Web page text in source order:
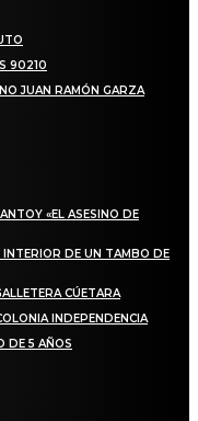
90210
JUAN RAMÓN GARZA
«EL ASESINO DE
INTERIOR DE UN TAMBO DE
CÚETARA
INDEPENDENCIA
DE 5 AÑOS